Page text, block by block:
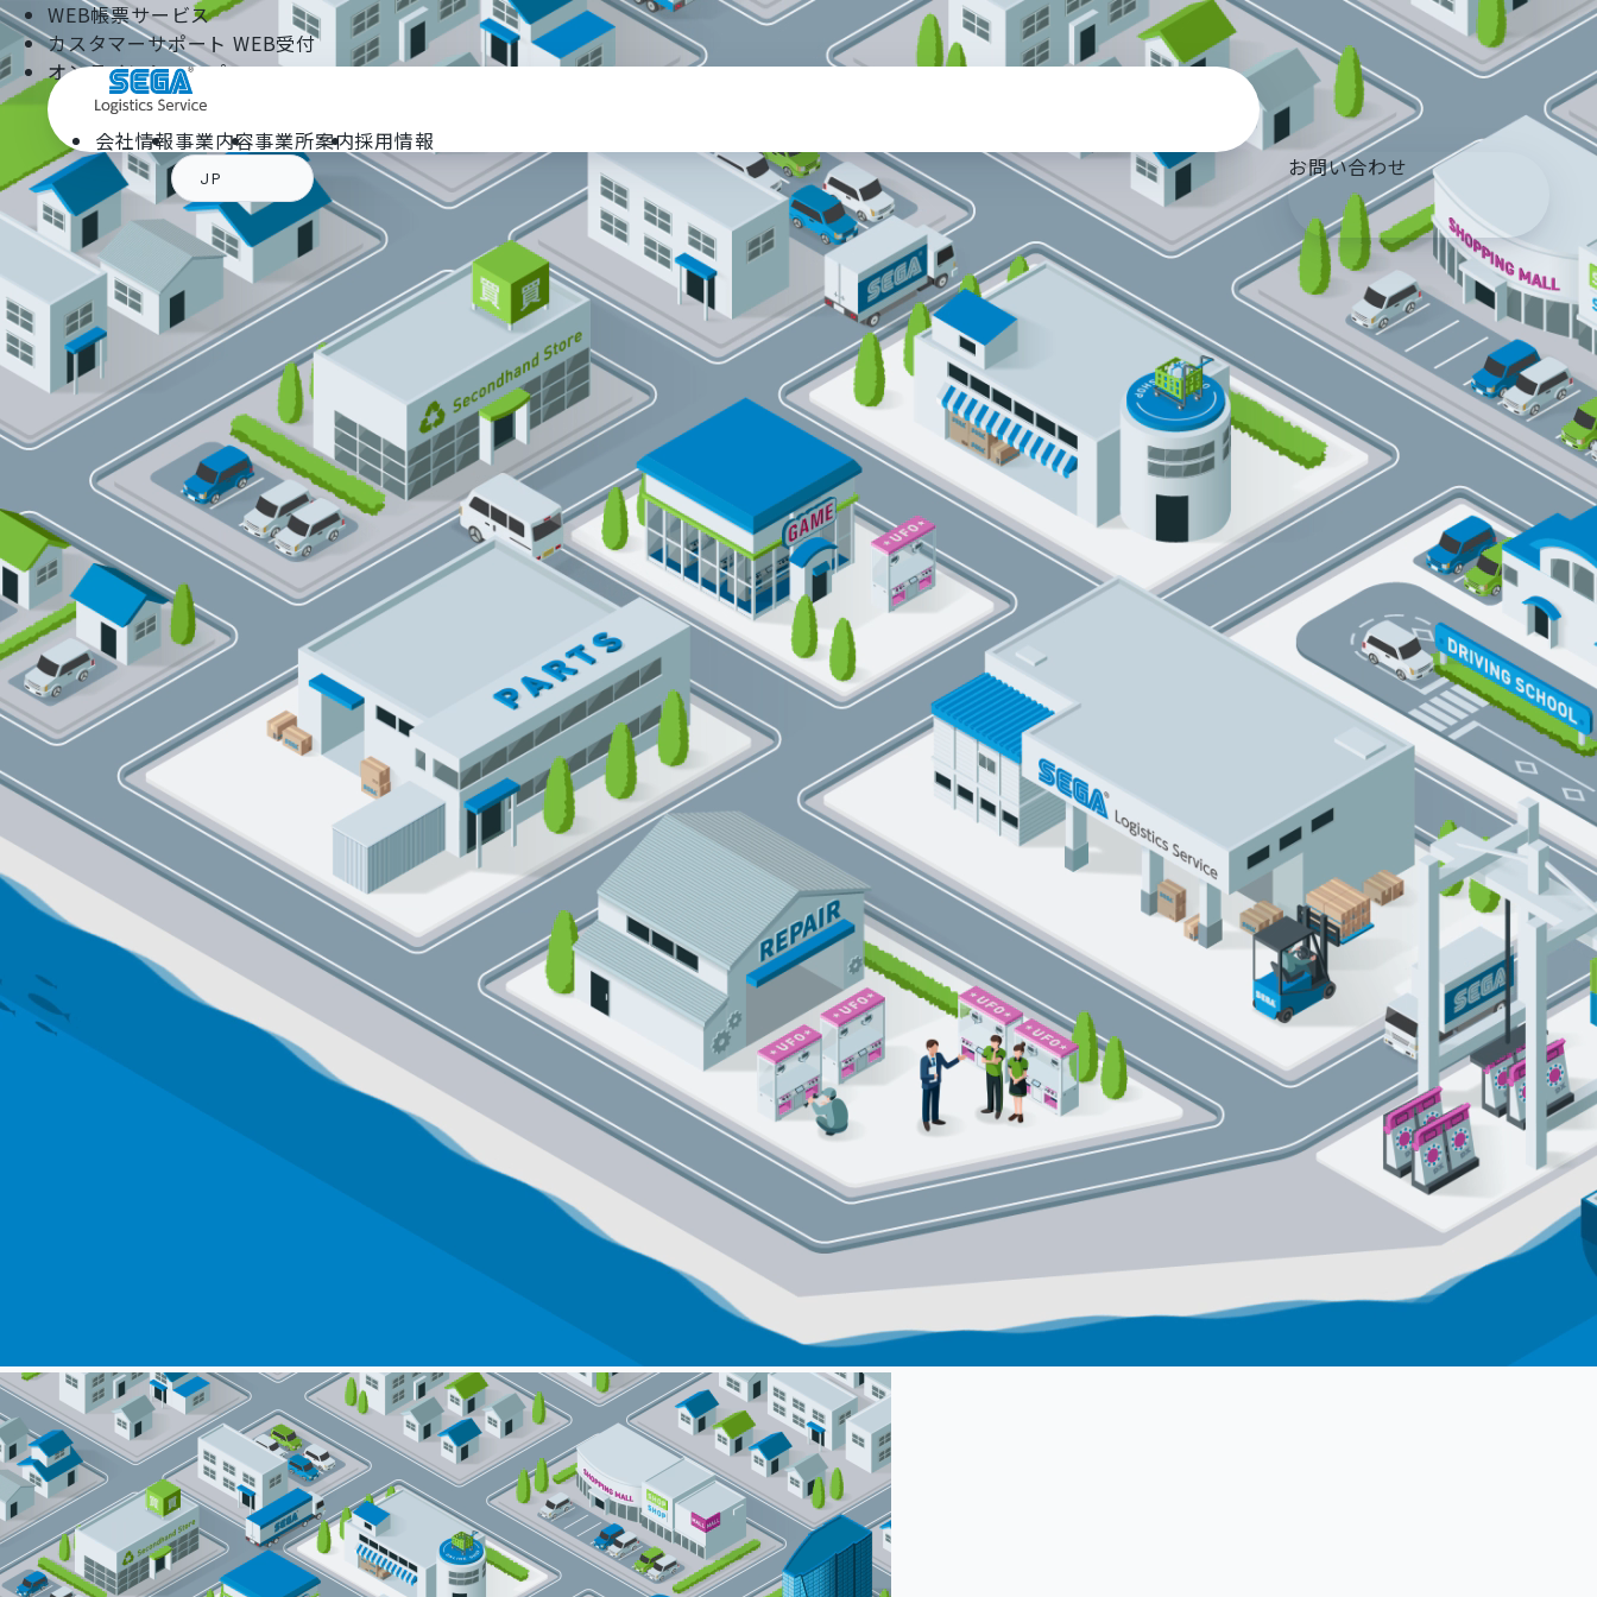
WEB帳票サービス
カスタマーサポート WEB受付
オンラインショップ
会社情報事業内容事業所案内採用情報
JP お問い合わせ